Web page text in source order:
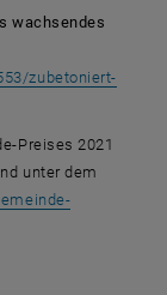
wachsendes
zubetoniert-
eine externe
Preises 2021
unter dem